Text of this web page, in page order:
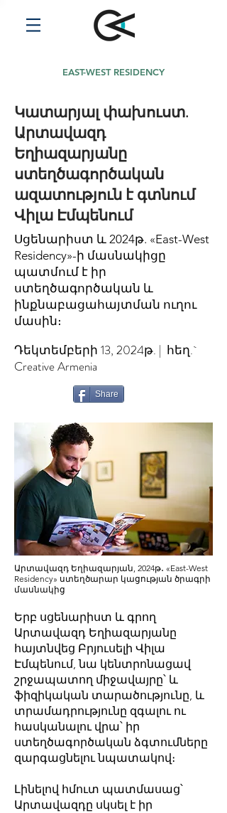
EAST-WEST RESIDENCY
Կատարյալ փախուստ.
Արտավազդ
Եղիազարյանը
ստեղծագործական
ազատություն է գտնում
Վիլա Էմպենում
Սցենարիստ և 2024թ. «East-West
Residency»-ի մասնակիցը
պատմում է իր
ստեղծագործական և
ինքնաբացահայտման ուղու
մասին։
Դեկտեմբերի 13, 2024թ. | հեղ.`
Creative Armenia
Share
Արտավազդ Եղիազարյան, 2024թ․ «East-West
Residency» ստեղծարար կացության ծրագրի
մասնակից
Երբ սցենարիստ և գրող
Արտավազդ Եղիազարյանը
հայտնվեց Բրյուսելի Վիլա
Էմպենում, նա կենտրոնացավ
շրջապատող միջավայրը՝ և
ֆիզիկական տարածությունը, և
տրամադրությունը զգալու ու
հասկանալու վրա՝ իր
ստեղծագործական ձգտումները
զարգացնելու նպատակով։
Լինելով հմուտ պատմասաց՝
Արտավազդը սկսել է իր